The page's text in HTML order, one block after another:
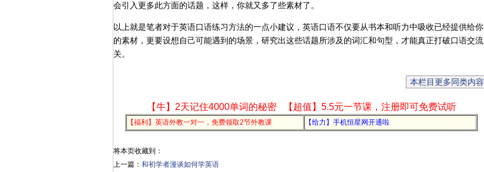
会引入更多此方面的话题，这样，你就又多了些素材了。
以上就是笔者对于英语口语练习方法的一点小建议，英语口语不仅要从书本和听力中吸收已经提供给你
的素材，更要设想自己可能遇到的场景，研究出这些话题所涉及的词汇和句型，才能真正打破口语交流
关。
本栏目更多同类内容
【牛】2天记住4000单词的秘密 【超值】5.5元一节课，注册即可免费试听
【福利】英语外教一对一，免费领取2节外教课 【给力】手机恒星网开通啦
将本页收藏到：
上一篇： 和初学者漫谈如何学英语